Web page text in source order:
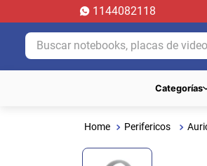
1144082118
Buscar notebooks, placas de video y
Categorías
Perifericos